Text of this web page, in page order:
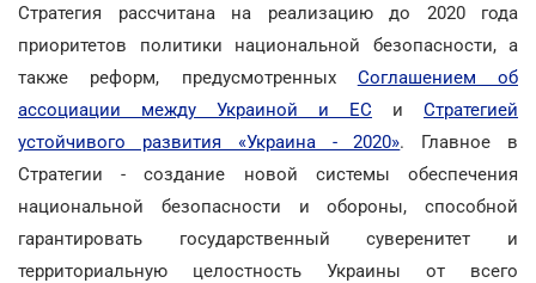
Стратегия рассчитана на реализацию до 2020 года
приоритетов политики национальной безопасности, а
также реформ, предусмотренных Соглашением об
ассоциации между Украиной и ЕС и Стратегией
устойчивого развития «Украина - 2020». Главное в
Стратегии - создание новой системы обеспечения
национальной безопасности и обороны, способной
гарантировать государственный суверенитет и
территориальную целостность Украины от всего